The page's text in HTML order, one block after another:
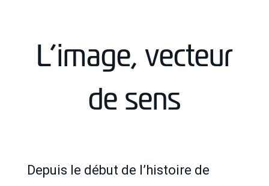
L’image, vecteur
de sens
Depuis le début de l’histoire de